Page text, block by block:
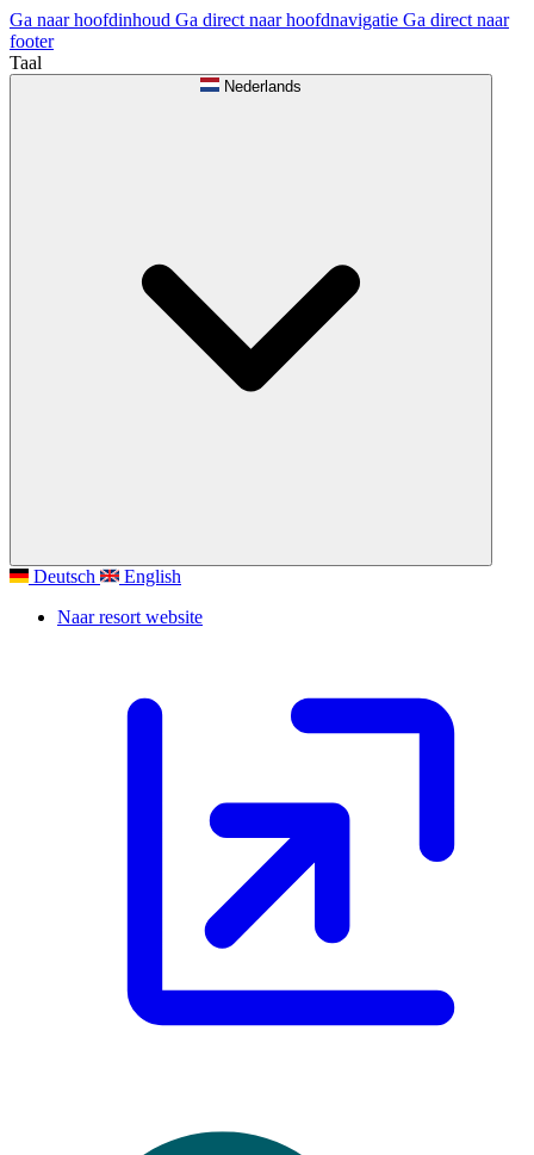
Ga naar hoofdinhoud Ga direct naar hoofdnavigatie Ga direct naar
footer
Taal
Nederlands
Deutsch
English
Naar resort website